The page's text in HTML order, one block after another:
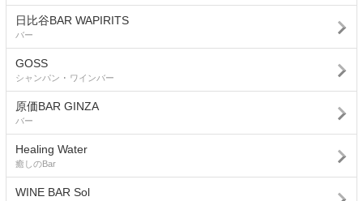
日比谷BAR WAPIRITS
バー
GOSS
シャンパン ･ ワインバー
原価BAR GINZA
バー
Healing Water
癒しのBar
WINE BAR Sol